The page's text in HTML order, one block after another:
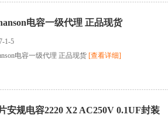
电容一级代理 正品现货
1-5
电容一级代理 正品现货 [查看详细]
安规电容2220 X2 AC250V 0.1UF封装